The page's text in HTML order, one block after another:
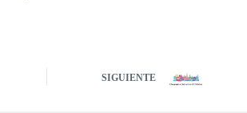
SIGUIENTE